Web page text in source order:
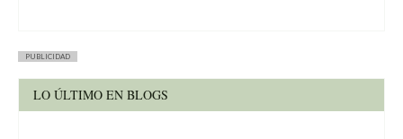
PUBLICIDAD
LO ÚLTIMO EN BLOGS